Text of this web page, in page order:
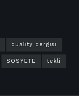
quality dergisi
SOSYETE tekli